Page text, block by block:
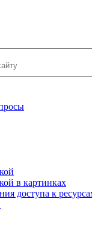
в картинках
доступа к